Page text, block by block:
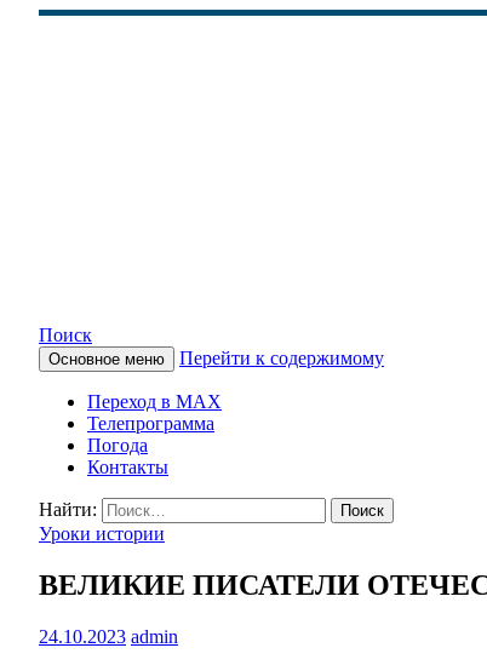
КАМЧАТСКОЕ
Поиск
Основное меню Перейти к содержимому
Переход в MAX
Телепрограмма
Погода
Контакты
Найти:
Уроки истории
ВЕЛИКИЕ ПИСАТЕЛИ
24.10.2023 admin